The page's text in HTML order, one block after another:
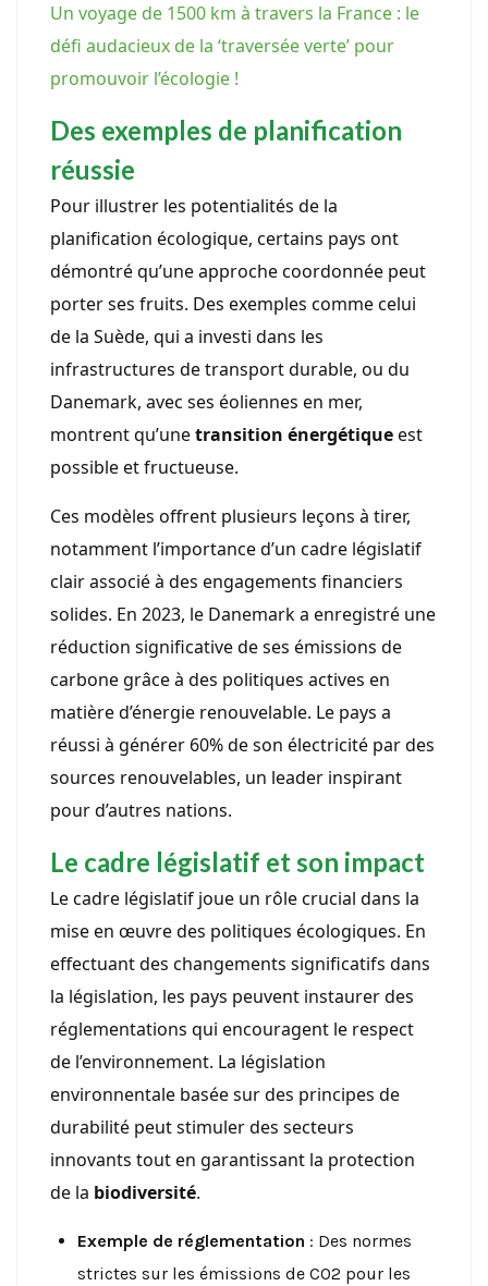
Un voyage de 1500 km à travers la France : le
défi audacieux de la ‘traversée verte’ pour
promouvoir l’écologie !
Des exemples de planification
réussie
Pour illustrer les potentialités de la
planification écologique, certains pays ont
démontré qu’une approche coordonnée peut
porter ses fruits. Des exemples comme celui
de la Suède, qui a investi dans les
infrastructures de transport durable, ou du
Danemark, avec ses éoliennes en mer,
montrent qu’unetransition énergétiqueest
possible et fructueuse.
Ces modèles offrent plusieurs leçons à tirer,
notamment l’importance d’un cadre législatif
clair associé à des engagements financiers
solides. En 2023, le Danemark a enregistré une
réduction significative de ses émissions de
carbone grâce à des politiques actives en
matière d’énergie renouvelable. Le pays a
réussi à générer 60% de son électricité par des
sources renouvelables, un leader inspirant
pour d’autres nations.
Le cadre législatif et son impact
Le cadre législatif joue un rôle crucial dans la
mise en œuvre des politiques écologiques. En
effectuant des changements significatifs dans
la législation, les pays peuvent instaurer des
réglementations qui encouragent le respect
de l’environnement. La législation
environnentale basée sur des principes de
durabilité peut stimuler des secteurs
innovants tout en garantissant la protection
de la biodiversité.
Exemple de réglementation : Des normes
strictes sur les émissions de CO2 pour les